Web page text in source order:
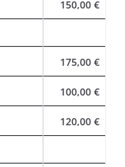
150,00 €
175,00 €
100,00 €
120,00 €